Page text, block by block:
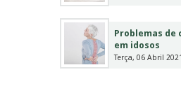
Problemas de
em idosos
Terça, 06 Abril 2021